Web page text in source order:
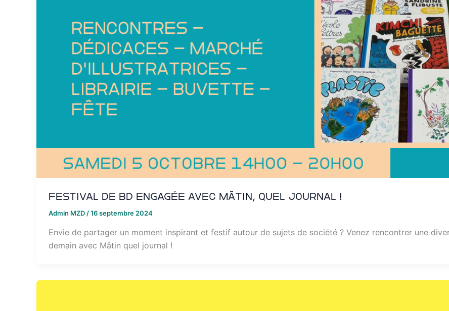
Festival de BD engagée avec Mâtin, quel journal !
Admin MZD /16 septembre 2024
Envie de partager un moment inspirant et festif autour de sujets de société ? Venez rencontrer une
demain avec Mâtin quel journal !